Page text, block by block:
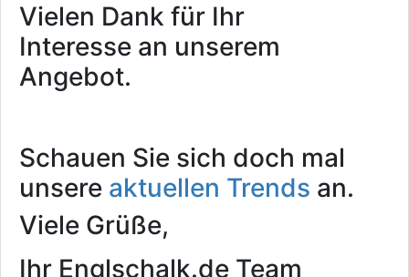
Vielen Dank für Ihr
Interesse an unserem
Angebot.
Schauen Sie sich doch mal
unsere aktuellen Trends an.
Viele Grüße,
Ihr Englschalk.de Team